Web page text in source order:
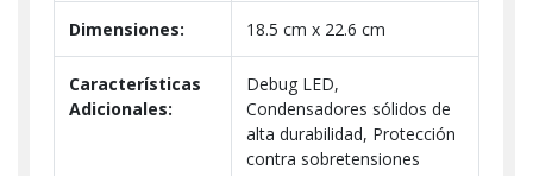
Dimensiones: 18.5 cm x 22.6 cm
Características
Adicionales:
Debug LED,
Condensadores sólidos de
alta durabilidad, Protección
contra sobretensiones